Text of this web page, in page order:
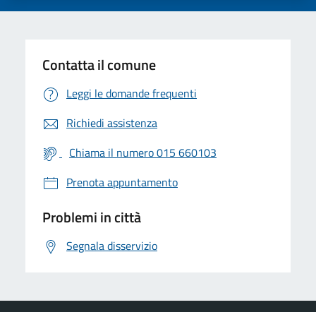
Contatta il comune
Leggi le domande frequenti
Richiedi assistenza
Chiama il numero 015 660103
Prenota appuntamento
Problemi in città
Segnala disservizio